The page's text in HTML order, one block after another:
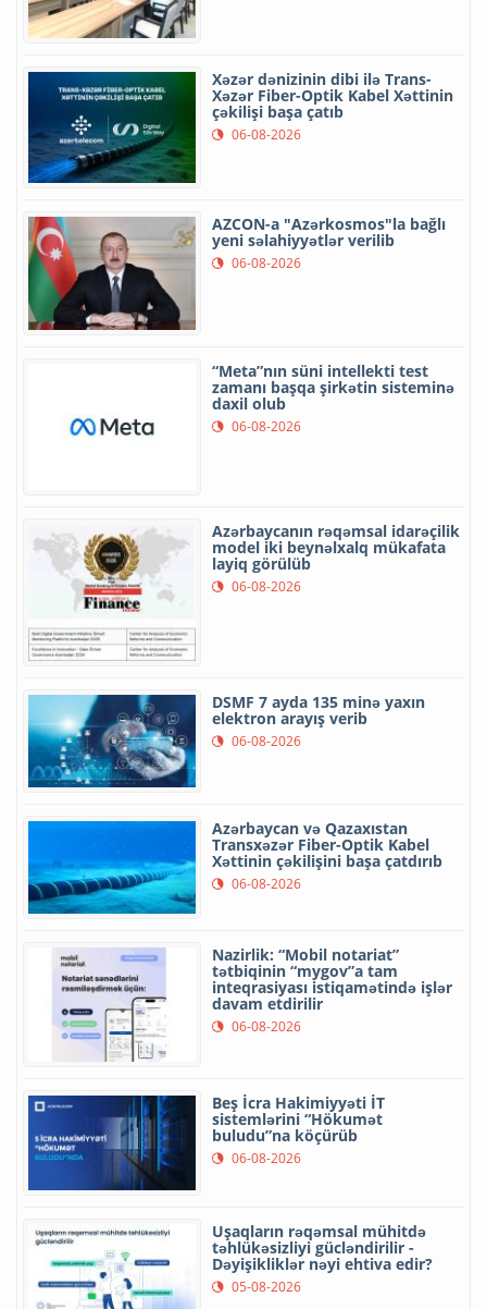
Xəzər dənizinin dibi ilə Trans-
Xəzər Fiber-Optik Kabel Xəttinin
çəkilişi başa çatıb
06-08-2026
AZCON-a "Azərkosmos"la bağlı
yeni səlahiyyətlər verilib
06-08-2026
“Meta”nın süni intellekti test
zamanı başqa şirkətin sisteminə
daxil olub
06-08-2026
Azərbaycanın rəqəmsal idarəçilik
model iki beynəlxalq mükafata
layiq görülüb
06-08-2026
DSMF 7 ayda 135 minə yaxın
elektron arayış verib
06-08-2026
Azərbaycan və Qazaxıstan
Transxəzər Fiber-Optik Kabel
Xəttinin çəkilişini başa çatdırıb
06-08-2026
Nazirlik: “Mobil notariat”
tətbiqinin “mygov”a tam
inteqrasiyası istiqamətində işlər
davam etdirilir
06-08-2026
Beş İcra Hakimiyyəti İT
sistemlərini “Hökumət
buludu”na köçürüb
06-08-2026
Uşaqların rəqəmsal mühitdə
təhlükəsizliyi gücləndirilir -
Dəyişikliklər nəyi ehtiva edir?
05-08-2026